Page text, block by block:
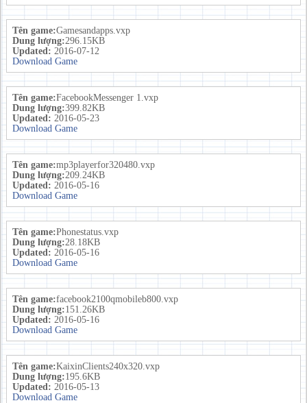
Tên game:Gamesandapps.vxp
Dung lượng:296.15KB
Updated: 2016-07-12
Download Game
Tên game:FacebookMessenger 1.vxp
Dung lượng:399.82KB
Updated: 2016-05-23
Download Game
Tên game:mp3playerfor320480.vxp
Dung lượng:209.24KB
Updated: 2016-05-16
Download Game
Tên game:Phonestatus.vxp
Dung lượng:28.18KB
Updated: 2016-05-16
Download Game
Tên game:facebook2100qmobileb800.vxp
Dung lượng:151.26KB
Updated: 2016-05-16
Download Game
Tên game:KaixinClients240x320.vxp
Dung lượng:195.6KB
Updated: 2016-05-13
Download Game